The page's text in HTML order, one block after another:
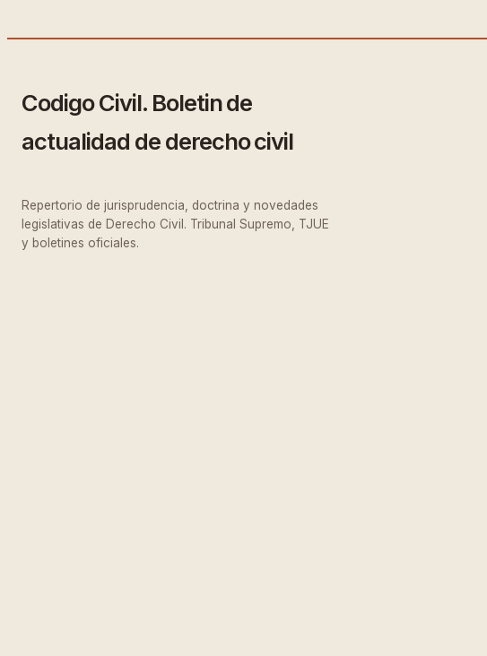
Codigo Civil. Boletin de
actualidad de derecho civil
Repertorio de jurisprudencia, doctrina y novedades
legislativas de Derecho Civil. Tribunal Supremo, TJUE
y boletines oficiales.